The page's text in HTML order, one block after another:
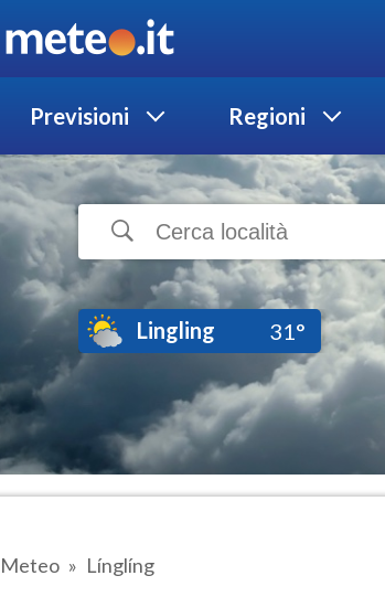
Previsioni Regioni
Lingling 31°
Meteo Línglíng